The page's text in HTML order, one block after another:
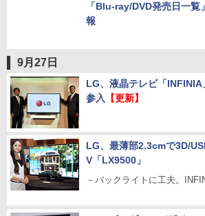
「Blu-ray/DVD発売日一覧
報
9月27日
LG、液晶テレビ「
参入【更新】
LG、最薄部2.3cmで3D/
V「LX9500」
－バックライトに工夫。